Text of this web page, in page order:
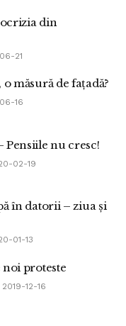
din
21
măsură de fațadă?
16
Pensiile nu cresc!
02-19
în datorii – ziua și
01-13
proteste
2019-12-16